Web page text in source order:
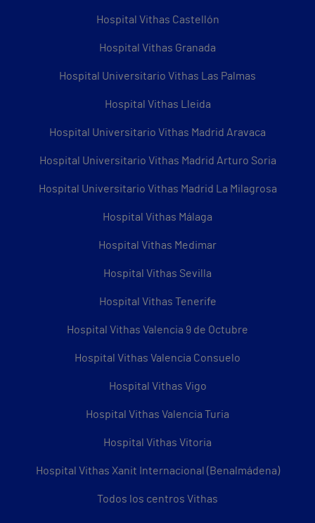
Hospital Vithas Castellón
Hospital Vithas Granada
Hospital Universitario Vithas Las Palmas
Hospital Vithas Lleida
Hospital Universitario Vithas Madrid Aravaca
Hospital Universitario Vithas Madrid Arturo Soria
Hospital Universitario Vithas Madrid La Milagrosa
Hospital Vithas Málaga
Hospital Vithas Medimar
Hospital Vithas Sevilla
Hospital Vithas Tenerife
Hospital Vithas Valencia 9 de Octubre
Hospital Vithas Valencia Consuelo
Hospital Vithas Vigo
Hospital Vithas Valencia Turia
Hospital Vithas Vitoria
Hospital Vithas Xanit Internacional (Benalmádena)
Todos los centros Vithas